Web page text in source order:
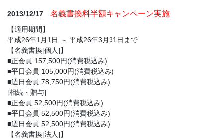
2013/12/17 名義書換料半額キャンペーン実施
【適用期間】
平成26年1月1日 ～ 平成26年3月31日まで
【名義書換[個人]】
■正会員 157,500円(消費税込み)
■平日会員 105,000円(消費税込み)
■週日会員 78,750円(消費税込み)
[相続・贈与]
■正会員 52,500円(消費税込み)
■平日会員 52,500円(消費税込み)
■週日会員 52,500円(消費税込み)
【名義書換[法人]】